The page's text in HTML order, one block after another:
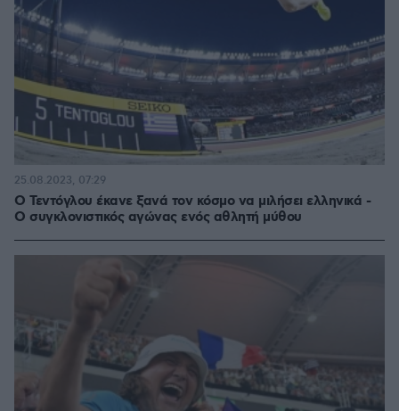
Ο Τεντόγλου έκανε ξανά τον κόσμο να μιλήσει ελληνικά -
Ο συγκλονιστικός αγώνας ενός αθλητή μύθου
25.08.2023, 07:29